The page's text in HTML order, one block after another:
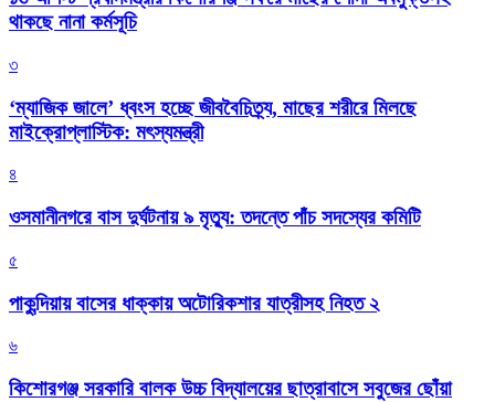
থাকছে নানা কর্মসূচি
৩
‘ম্যাজিক জালে’ ধ্বংস হচ্ছে জীববৈচিত্র্য, মাছের শরীরে মিলছে
মাইক্রোপ্লাস্টিক: মৎস্যমন্ত্রী
৪
ওসমানীনগরে বাস দুর্ঘটনায় ৯ মৃত্যু: তদন্তে পাঁচ সদস্যের কমিটি
৫
পাকুন্দিয়ায় বাসের ধাক্কায় অটোরিকশার যাত্রীসহ নিহত ২
৬
কিশোরগঞ্জ সরকারি বালক উচ্চ বিদ্যালয়ের ছাত্রাবাসে সবুজের ছোঁয়া